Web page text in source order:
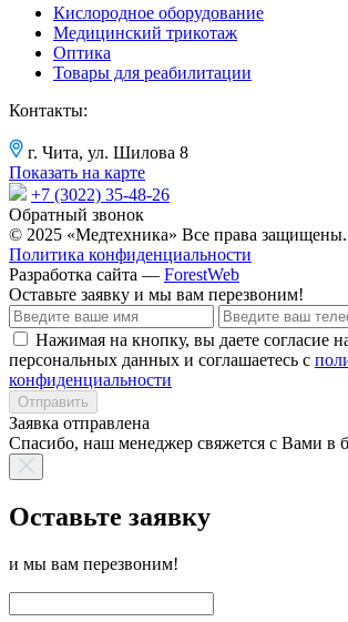
Кислородное оборудование
Медицинский трикотаж
Оптика
Товары для реабилитации
Контакты:
г. Чита, ул. Шилова 8
Показать на карте
+7 (3022) 35-48-26
Обратный звонок
© 2025 «Медтехника» Все права защищены.
Политика конфиденциальности
Разработка сайта — ForestWeb
Оставьте заявку и мы вам перезвоним!
Нажимая на кнопку, вы даете согласие
персональных данных и соглашаетесь с
конфиденциальности
Отправить
Заявка отправлена
Спасибо, наш менеджер свяжется с Вами в
Оставьте заявку
и мы вам перезвоним!